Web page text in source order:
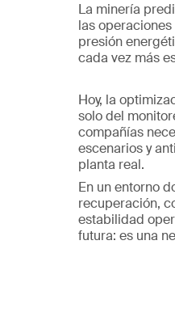
La minería
las
presión
cada vez más
Hoy, la
solo del
compañías
escenarios y
planta real.
En un entorno
recuperación,
estabilidad
futura: es una